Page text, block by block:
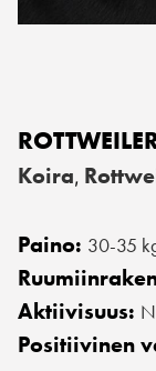
Koira,
Paino: 30-35
Aktiivisuus:
Positiivinen